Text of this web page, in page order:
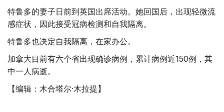
特鲁多的妻子日前到英国出席活动。她回国后，出现轻微流
感症状，因此接受冠病检测和自我隔离。
特鲁多也决定自我隔离，在家办公。
加拿大目前有六个省出现确诊病例，累计病例近150例，其
中一人病逝。
【编辑：木合塔尔·木拉提】